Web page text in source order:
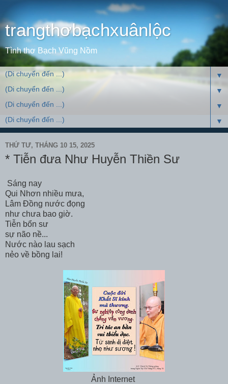
trangthơbạchxuânlộc
Tình thơ Bạch Vũng Nồm
▼
▼
▼
▼
THỨ TƯ, THÁNG 10 15, 2025
* Tiễn đưa Như Huyễn Thiền Sư
Sáng nay
Qui Nhơn nhiều mưa,
Lâm Đồng nước đọng
như chưa bao giờ.
Tiễn bổn sư
sự não nề...
Nước nào lau sạch
nẻo về bồng lai!
Ảnh Internet